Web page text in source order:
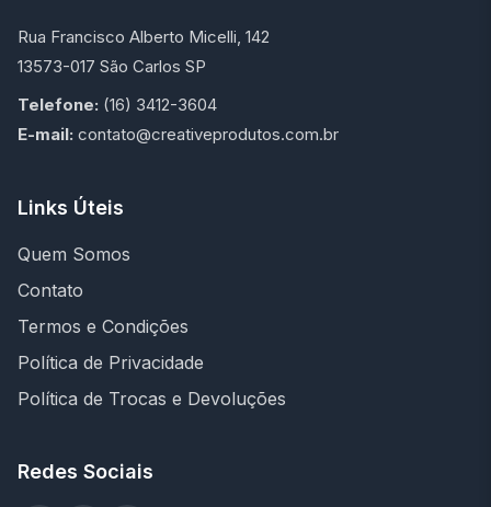
Rua Francisco Alberto Micelli, 142
13573-017 São Carlos SP
Telefone: (16) 3412-3604
E-mail: contato@creativeprodutos.com.br
Links Úteis
Quem Somos
Contato
Termos e Condições
Política de Privacidade
Política de Trocas e Devoluções
Redes Sociais